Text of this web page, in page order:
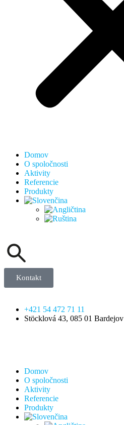
Domov
O spoločnosti
Aktivity
Referencie
Produkty
Kontakt
+421 54 472 71 11
Stöcklová 43, 085 01 Bardejov
Domov
O spoločnosti
Aktivity
Referencie
Produkty